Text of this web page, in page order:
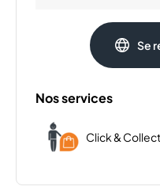
Vendredi
Samedi
Se
Nos services
Click & Collect